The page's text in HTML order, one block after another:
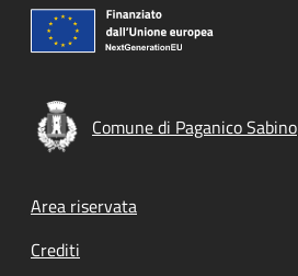
Comune di Paganico Sabino
Footer menu
Area riservata
Crediti